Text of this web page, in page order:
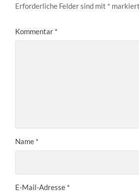
Erforderliche Felder sind mit * markiert
Kommentar *
Name *
E-Mail-Adresse *